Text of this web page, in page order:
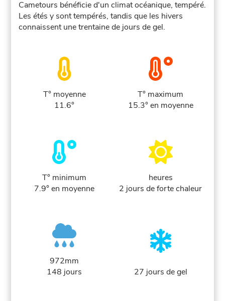
Cametours bénéficie d'un climat océanique, tempéré.
Les étés y sont tempérés, tandis que les hivers
connaissent une trentaine de jours de gel.
T° moyenne
11.6°
T° maximum
15.3° en moyenne
T° minimum
7.9° en moyenne
heures
2 jours de forte chaleur
972mm
148 jours
27 jours de gel